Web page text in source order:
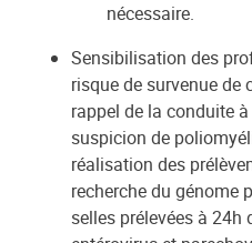
nécessaire.
Sensibilisation des
risque de survenue de
rappel de la conduite
suspicion de
réalisation des
recherche du génome
selles prélevées à 24h